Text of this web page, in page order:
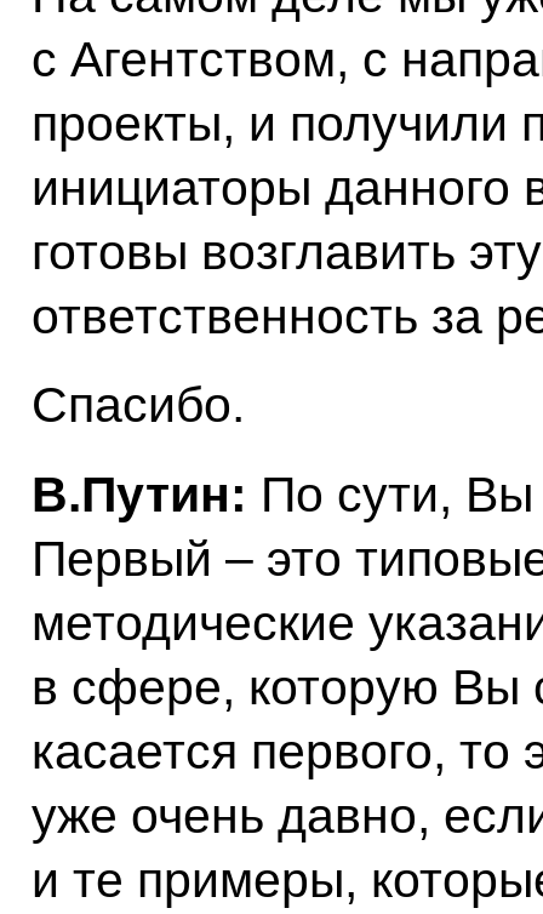
с Агентством, с
проекты, и получили
инициаторы данного
готовы возглавить
ответственность за
Спасибо.
В.Путин: По сути, Вы
Первый – это
методические
в сфере, которую Вы
касается первого, то
уже очень давно,
и те примеры,